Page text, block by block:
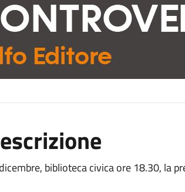
biblioteca civica ore 18.30, la